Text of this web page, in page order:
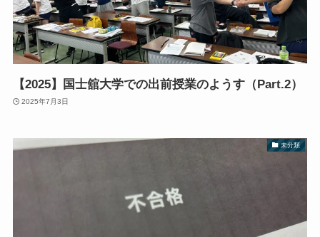
【2025】国士舘大学での出前授業のようす（Part.2）
2025年7月3日
未分類